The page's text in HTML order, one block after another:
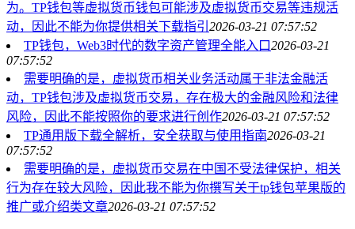
为。TP钱包等虚拟货币钱包可能涉及虚拟货币交易等违规活
动，因此不能为你提供相关下载指引 2026-03-21 07:57:52
TP钱包，Web3时代的数字资产管理全能入口2026-03-21
07:57:52
需要明确的是，虚拟货币相关业务活动属于非法金融活
动，TP钱包涉及虚拟货币交易，存在极大的金融风险和法律
风险，因此不能按照你的要求进行创作2026-03-21 07:57:52
TP通用版下载全解析，安全获取与使用指南2026-03-21
07:57:52
需要明确的是，虚拟货币交易在中国不受法律保护，相关
行为存在较大风险，因此我不能为你撰写关于tp钱包苹果版的
推广或介绍类文章2026-03-21 07:57:52